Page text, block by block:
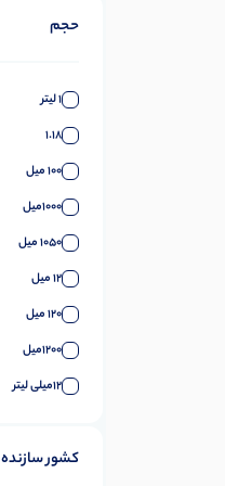
حجم
1 لیتر
1.18
100 میل
1000میل
1050 میل
12 میل
120 میل
1200میل
12میلی لیتر
15 گرم
کشور سازنده